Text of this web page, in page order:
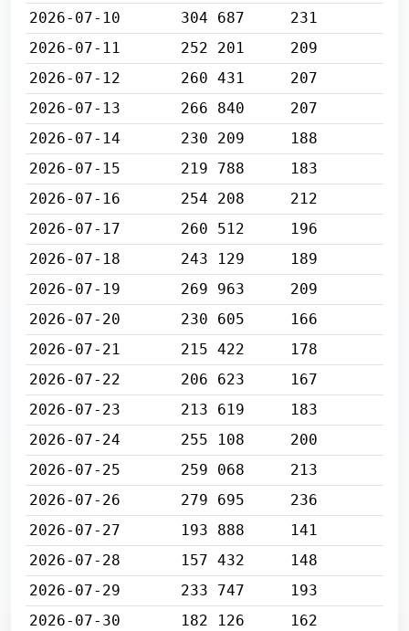
2026-07-10 304 687
231
2026-07-11
252 201
209
2026-07-12
260 431
207
2026-07-13
266 840
207
2026-07-14
230 209
188
2026-07-15
219 788
183
2026-07-16
254 208
212
2026-07-17
260 512
196
2026-07-18
243 129
189
2026-07-19
269 963
209
2026-07-20
230 605
166
2026-07-21
215 422
178
2026-07-22
206 623
167
2026-07-23
213 619
183
2026-07-24
255 108
200
2026-07-25
259 068
213
2026-07-26
279 695
236
2026-07-27
193 888
141
2026-07-28
157 432
148
2026-07-29
233 747
193
2026-07-30
182 126
162